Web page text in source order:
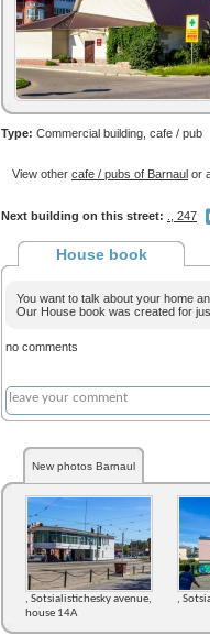
Type: Commercial building, cafe / pub
View other cafe / pubs of Barnaul or
Next building on this street: ., 247
House book
You want to talk about your home
Our House book was created for
no comments
New photos Barnaul
, Sotsialistichesky avenue,
house 14А
,